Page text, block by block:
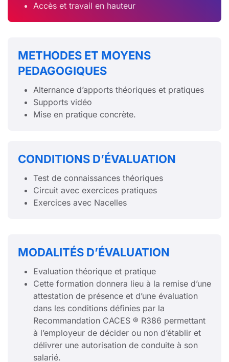
Accès et travail en hauteur
METHODES ET MOYENS
PEDAGOGIQUES
Alternance d’apports théoriques et pratiques
Supports vidéo
Mise en pratique concrète.
CONDITIONS D’ÉVALUATION
Test de connaissances théoriques
Circuit avec exercices pratiques
Exercices avec Nacelles
MODALITÉS D’ÉVALUATION
Evaluation théorique et pratique
Cette formation donnera lieu à la remise d’une
attestation de présence et d’une évaluation
dans les conditions définies par la
Recommandation CACES ® R386 permettant
à l’employeur de décider ou non d’établir et
délivrer une autorisation de conduite à son
salarié.